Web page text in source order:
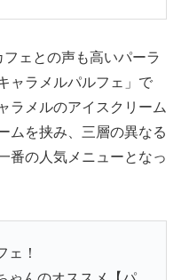
ェとの声も高いパーラ
ャラメルパルフェ」で
ラメルのアイスクリーム
ムを挟み、三層の異なる
番の人気メニューとなっ
ェ！